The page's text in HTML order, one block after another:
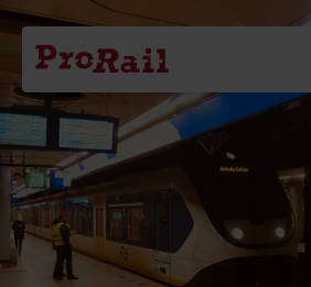
Navigatie
Homepage
ProRail